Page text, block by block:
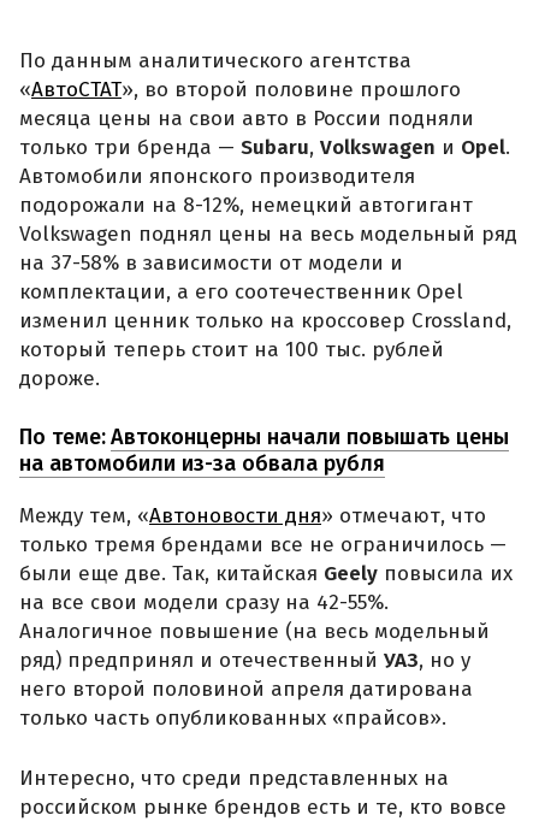
По данным аналитического агентства
«АвтоСТАТ», во второй половине прошлого
месяца цены на свои авто в России подняли
только три бренда — Subaru, Volkswagen и Opel.
Автомобили японского производителя
подорожали на 8-12%, немецкий автогигант
Volkswagen поднял цены на весь модельный ряд
на 37-58% в зависимости от модели и
комплектации, а его соотечественник Opel
изменил ценник только на кроссовер Crossland,
который теперь стоит на 100 тыс. рублей
дороже.
По теме:Автоконцерны начали повышать цены
на автомобили из-за обвала рубля
Между тем, «Автоновости дня» отмечают, что
только тремя брендами все не ограничилось —
были еще две. Так, китайская Geely повысила их
на все свои модели сразу на 42-55%.
Аналогичное повышение (на весь модельный
ряд) предпринял и отечественный УАЗ, но у
него второй половиной апреля датирована
только часть опубликованных «прайсов».
Интересно, что среди представленных на
российском рынке брендов есть и те, кто вовсе